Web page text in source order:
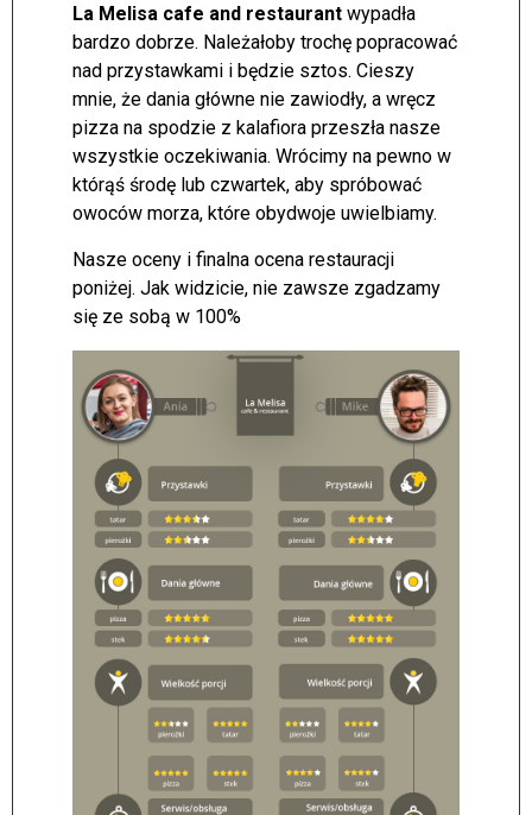
La Melisa cafe and restaurant wypadła
bardzo dobrze. Należałoby trochę popracować
nad przystawkami i będzie sztos. Cieszy
mnie, że dania główne nie zawiodły, a wręcz
pizza na spodzie z kalafiora przeszła nasze
wszystkie oczekiwania. Wrócimy na pewno w
którąś środę lub czwartek, aby spróbować
owoców morza, które obydwoje uwielbiamy.
Nasze oceny i finalna ocena restauracji
poniżej. Jak widzicie, nie zawsze zgadzamy
się ze sobą w 100%